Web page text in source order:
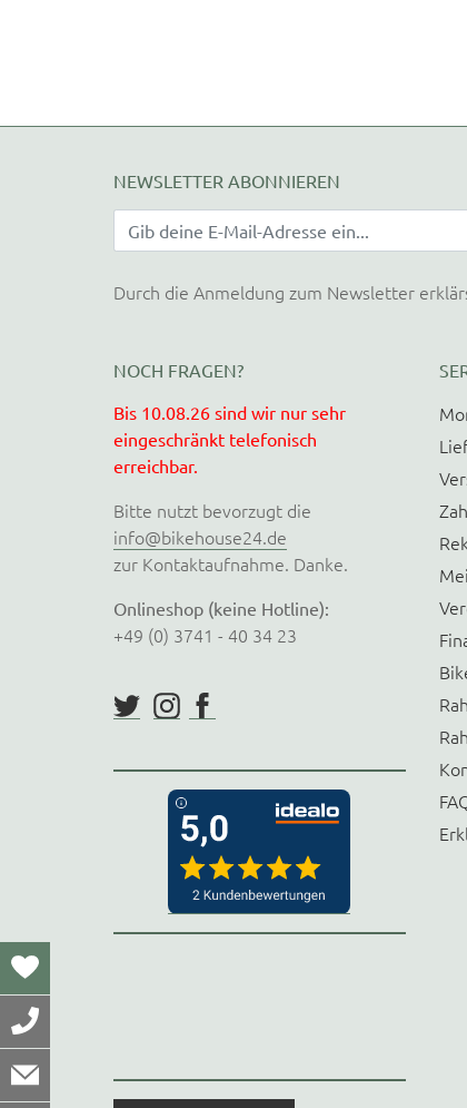
NEWSLETTER ABONNIEREN
Durch die Anmeldung zum Newsletter
NOCH FRAGEN?
Bis 10.08.26 sind wir nur sehr
eingeschränkt telefonisch
erreichbar.
Bitte nutzt bevorzugt die
info@bikehouse24.de
zur Kontaktaufnahme. Danke.
Onlineshop (keine Hotline):
+49 (0) 3741 - 40 34 23